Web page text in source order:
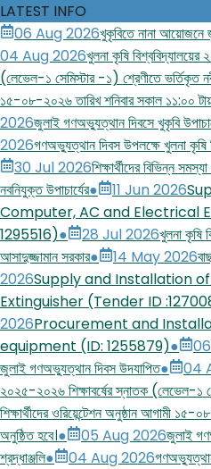
LATEST INFO
06 Aug 2026খুকৃবিতে নানা
04 Aug 2026খুলনা কৃষি
(লেভেল-১ সেমিস্টার -১) শ্রেণীতে ভর্তিকৃত
১৫-০৮-২০২৬ তারিখ শনিবার সকাল ১১:০০
2026জুলাই গণঅভ্যুত্থান দিবসে খুকৃবি
2026গণঅভ্যুত্থান দিবস উপলক্ষে খুলনা কৃষি
30 Jul 2026শিক্ষার্থীদের বিভিন্ন
নবনিযুক্ত উপাচার্যের● 11 Jun 2026
Computer, AC and Electrical
1295516)● 28 Jul 2026খুলনা কৃষি
আসাদুজ্জামান সরকার● 14 May 2026
2026Supply and Installation
Extinguisher (Tender ID
2026Procurement and
equipment (ID: 1255879)●
জুলাই গণঅভ্যুত্থান দিবস উদযাপিত● 04
২০২৫-২০২৬ শিক্ষাবর্ষের স্নাতক (লেভেল-১
শিক্ষার্থীদের ওরিয়েন্টেশন অনুষ্ঠান আগামী
অনুষ্ঠিত হবে।● 05 Aug 2026জুলাই
শ্রদ্ধাঞ্জলি● 04 Aug 2026